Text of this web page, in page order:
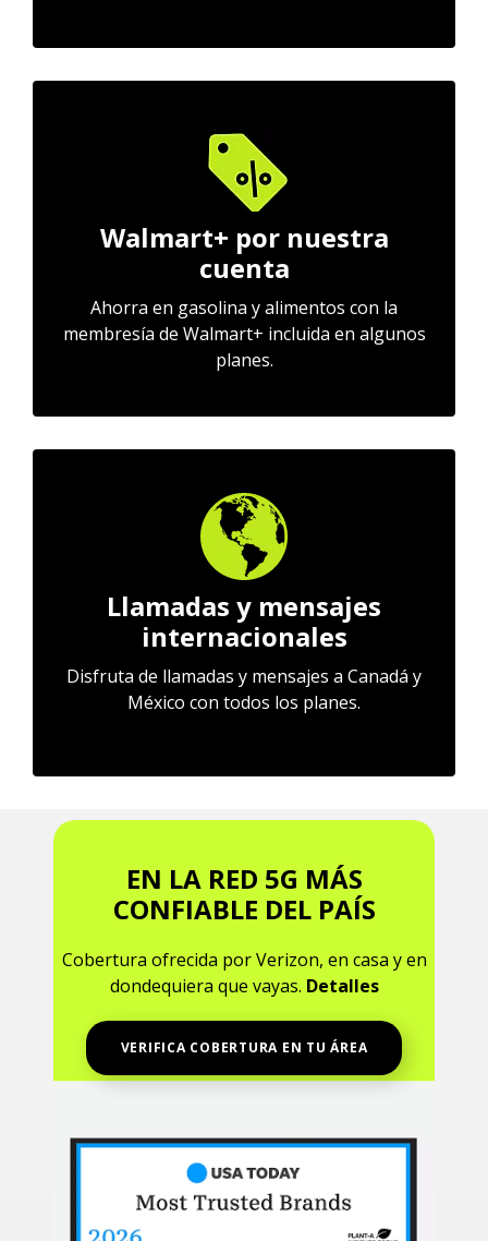
Walmart+ por nuestra
cuenta
Ahorra en gasolina y alimentos con la
membresía de Walmart+ incluida en algunos
planes.
Llamadas y mensajes
internacionales
Disfruta de llamadas y mensajes a Canadá y
México con todos los planes.
EN LA RED 5G MÁS
CONFIABLE DEL PAÍS
Cobertura ofrecida por Verizon, en casa y en
dondequiera que vayas. Detalles
VERIFICA COBERTURA EN TU ÁREA